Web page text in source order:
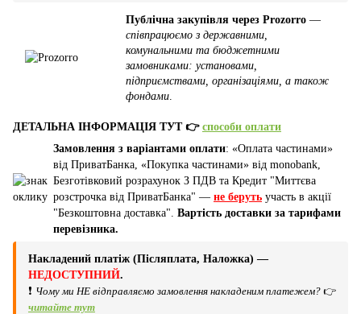
Публічна закупівля через Prozorro —
співпрацюємо з державними,
комунальними та бюджетними
замовниками: установами,
підприємствами, організаціями, а також
фондами
ДЕТАЛЬНА ІНФОРМАЦІЯ ТУТ 👉 способи оплати
Замовлення з варіантами оплати: «Оплата частинами»
від ПриватБанка, «Покупка частинами» від monobank,
Безготівковий розрахунок З ПДВ та Кредит "Миттєва
розстрочка від ПриватБанка" — не беруть участь в акції
"Безкоштовна доставка". Вартість доставки за тарифами
перевізника.
Накладений платіж (Післяплата, Наложка) —
НЕДОСТУПНИЙ.
❗ Чому ми НЕ відправляємо замовлення накладеним платежем? 👉
читайте тут